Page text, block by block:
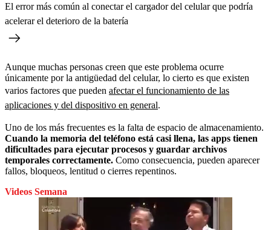
El error más común al conectar el cargador del celular que podría
acelerar el deterioro de la batería
Aunque muchas personas creen que este problema ocurre
únicamente por la antigüedad del celular, lo cierto es que existen
varios factores que pueden afectar el funcionamiento de las
aplicaciones y del dispositivo en general.
Uno de los más frecuentes es la falta de espacio de almacenamiento.
Cuando la memoria del teléfono está casi llena, las apps tienen
dificultades para ejecutar procesos y guardar archivos
temporales correctamente. Como consecuencia, pueden aparecer
fallos, bloqueos, lentitud o cierres repentinos.
Videos Semana